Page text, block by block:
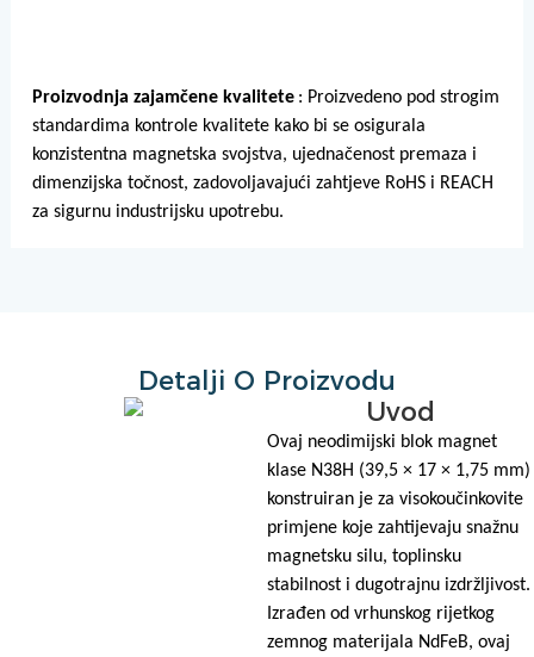
Proizvodnja zajamčene kvalitete : Proizvedeno pod strogim
standardima kontrole kvalitete kako bi se osigurala
konzistentna magnetska svojstva, ujednačenost premaza i
dimenzijska točnost, zadovoljavajući zahtjeve RoHS i REACH
za sigurnu industrijsku upotrebu.
Detalji O Proizvodu
Uvod
Ovaj neodimijski blok magnet
klase N38H (39,5 × 17 × 1,75 mm)
konstruiran je za visokoučinkovite
primjene koje zahtijevaju snažnu
magnetsku silu, toplinsku
stabilnost i dugotrajnu izdržljivost.
Izrađen od vrhunskog rijetkog
zemnog materijala NdFeB, ovaj